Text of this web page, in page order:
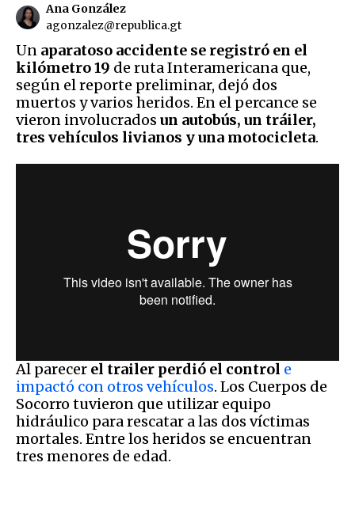
Ana González
agonzalez@republica.gt
Un aparatoso accidente se registró en el
kilómetro 19 de ruta Interamericana que,
según el reporte preliminar, dejó dos
muertos y varios heridos. En el percance se
vieron involucrados un autobús, un tráiler,
tres vehículos livianos y una motocicleta.
Al parecer el trailer perdió el control e
impactó con otros vehículos. Los Cuerpos de
Socorro tuvieron que utilizar equipo
hidráulico para rescatar a las dos víctimas
mortales. Entre los heridos se encuentran
tres menores de edad.